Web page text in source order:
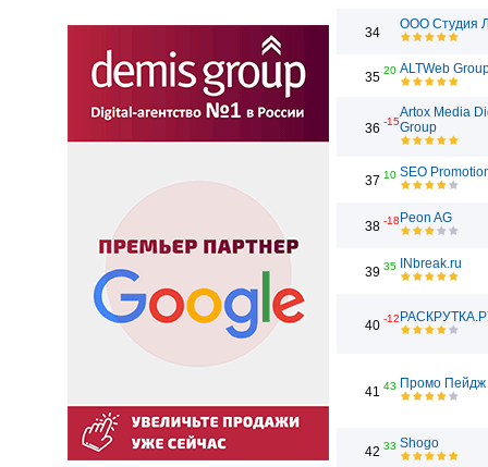
34
ООО Студия
35 20 ALTWeb
36 -15
Artox Media
Group
37 10 SEO
38 -18 Peon AG
39 35 INbreak.ru
40 -12
41 43 Промо Пейдж
42 33 Shogo